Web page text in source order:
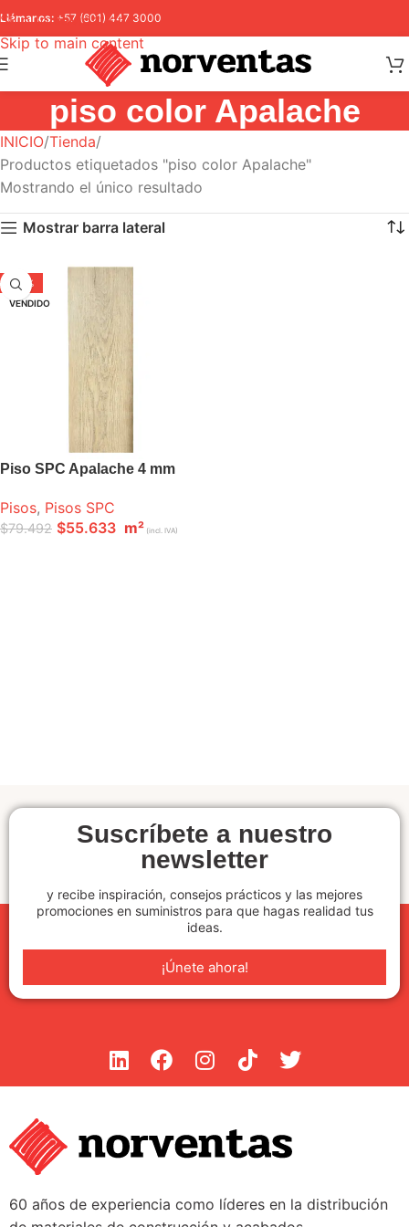
Skip to navigation
Skip to main content
Llámanos: +57 (601) 447 3000
piso color Apalache
INICIO Tienda
Productos etiquetados "piso color Apalache"
Mostrando el único resultado
Mostrar barra lateral
-30%
VENDIDO
Piso SPC Apalache 4 mm
Pisos, Pisos SPC
$79.492 $55.633 m² (incl. IVA)
Suscríbete a nuestro
newsletter
y recibe inspiración, consejos prácticos y las mejores
promociones en suministros para que hagas realidad tus
ideas.
¡Únete ahora!
60 años de experiencia como líderes en la distribución